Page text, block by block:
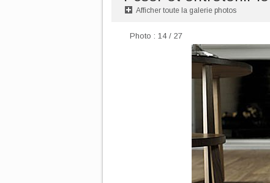
Afficher toute la galerie photos
Photo : 14 / 27